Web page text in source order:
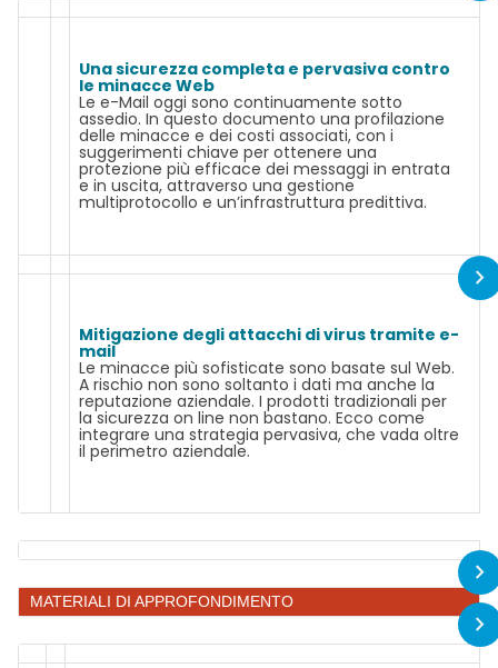
Una sicurezza completa e pervasiva contro
le minacce Web
Le e-Mail oggi sono continuamente sotto
assedio. In questo documento una profilazione
delle minacce e dei costi associati, con i
suggerimenti chiave per ottenere una
protezione più efficace dei messaggi in entrata
e in uscita, attraverso una gestione
multiprotocollo e un’infrastruttura predittiva.
Mitigazione degli attacchi di virus tramite e-
mail
Le minacce più sofisticate sono basate sul Web.
A rischio non sono soltanto i dati ma anche la
reputazione aziendale. I prodotti tradizionali per
la sicurezza on line non bastano. Ecco come
integrare una strategia pervasiva, che vada oltre
il perimetro aziendale.
MATERIALI DI APPROFONDIMENTO